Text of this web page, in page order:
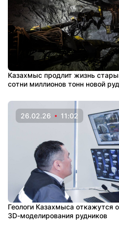
Казахмыс продлит жизнь
сотни миллионов тонн новой
26.02.26 11:02
Геологи Казахмыса откажутся
3D-моделирования рудников